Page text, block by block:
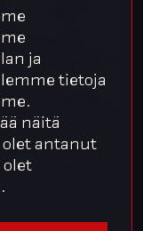
ja
tietoja
näitä
antanut
olet
apuna